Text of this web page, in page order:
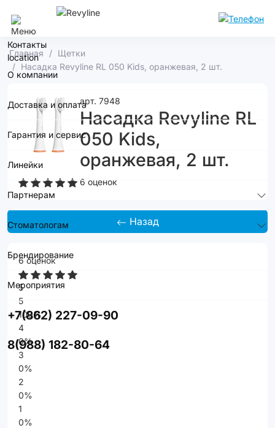
Контакты
О компании
Доставка и оплата
Гарантия и сервис
Линейки
Партнерам
Стоматологам
Брендирование
Мероприятия
+7(862) 227-09-90
8(988) 182-80-64
Главная
Щетки
Насадка Revyline RL 050 Kids, оранжевая, 2 шт.
арт. 7948
Насадка Revyline RL
050 Kids,
оранжевая, 2 шт.
6 оценок
Назад
6 оценок
5
5
100%
4
0%
3
0%
2
0%
1
0%